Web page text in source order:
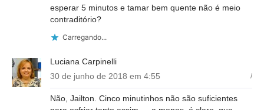
esperar 5 minutos e tamar bem quente não é meio
contraditório?
Carregando...
Luciana Carpinelli
30 de junho de 2018 em 4:55
/
Não, Jailton. Cinco minutinhos não são suficientes